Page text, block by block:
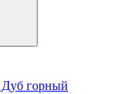
Дуб горный